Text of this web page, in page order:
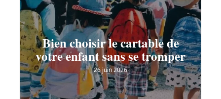
Bien choisir le cartable de
votre enfant sans se tromper
26 juin 2026